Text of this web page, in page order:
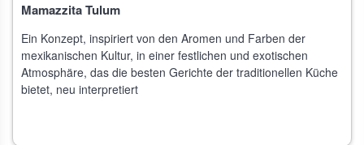
Mamazzita Tulum
Ein Konzept, inspiriert von den Aromen und Farben der
mexikanischen Kultur, in einer festlichen und exotischen
Atmosphäre, das die besten Gerichte der traditionellen Küche
bietet, neu interpretiert